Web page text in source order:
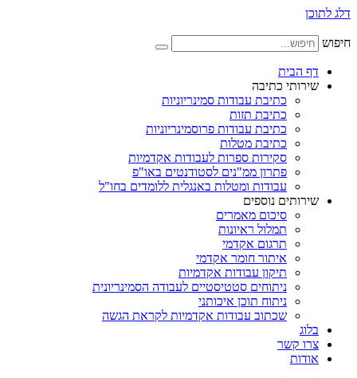
דלג לתוכן
חיפוש
דף הבית
שירותי כתיבה
כתיבת עבודות סמינריוניות
כתיבת תזות
כתיבת עבודות פרוסמינריוניות
כתיבת מטלות
סקירות ספרות לעבודות אקדמיות
פתרון ממ"נים לסטודנטים באו"פ
עבודות ומטלות באנגלית ללומדים בחו"ל
שירותים נוספים
סיכום מאמרים
תמלול ראיונות
תרגום אקדמי
איתור חומר אקדמי
תיקון עבודות אקדמיות
ניתוחים סטטיסטיים לעבודה הסמינריונית
ניתוח תוכן איכותני
שכתוב עבודות אקדמיות לקראת הגשה
בלוג
צרו קשר
אודות